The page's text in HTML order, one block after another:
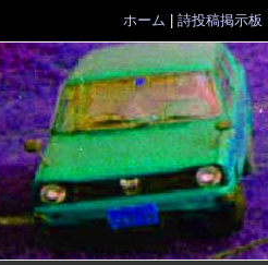
ホーム 詩投稿掲示板